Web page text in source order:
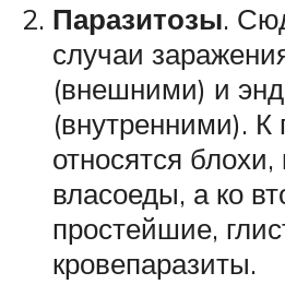
Паразитозы.
случаи
(внешними) и
(внутренними).
относятся
власоеды, а ко
простейшие,
кровепаразиты.